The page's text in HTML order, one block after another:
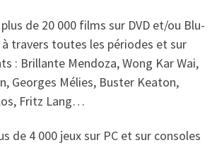
plus de 20 000 films sur DVD et/ou Blu-
travers toutes les périodes et sur
: Brillante Mendoza, Wong Kar Wai,
Georges Mélies, Buster Keaton,
Fritz Lang…
de 4 000 jeux sur PC et sur consoles